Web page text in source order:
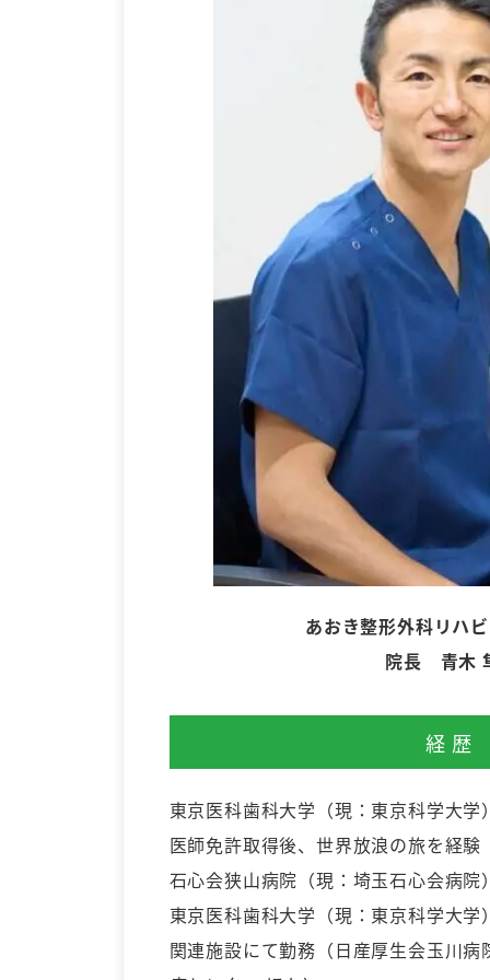
あおき整形外科リハ
院長 青木
経歴
東京医科歯科大学（現：東京科学大
医師免許取得後、世界放浪の旅を経験
石心会狭山病院（現：埼玉石心会病院
東京医科歯科大学（現：東京科学大
関連施設にて勤務（日産厚生会玉川